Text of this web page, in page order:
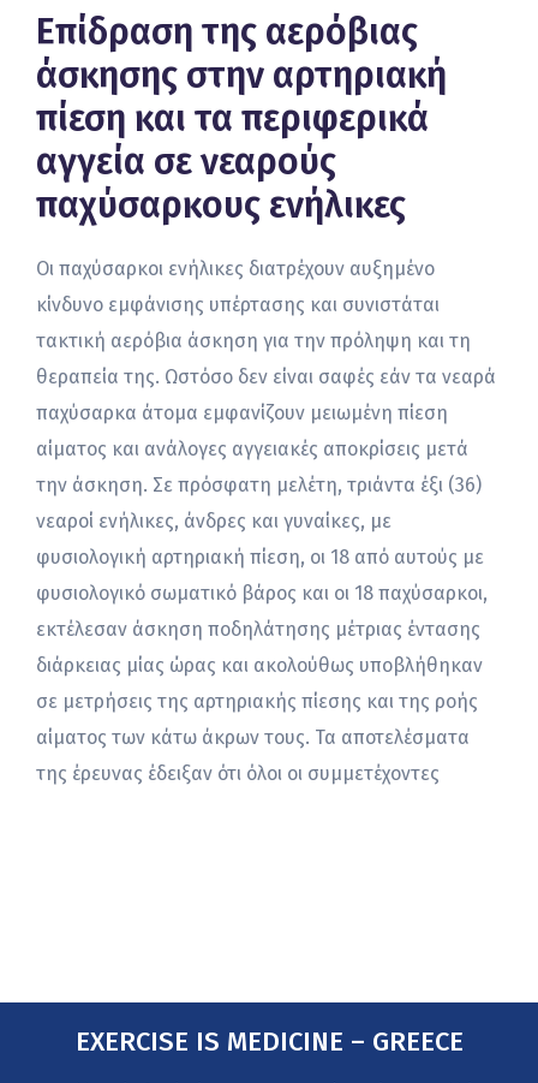
Επίδραση της αερόβιας
άσκησης στην αρτηριακή
πίεση και τα περιφερικά
αγγεία σε νεαρούς
παχύσαρκους ενήλικες
Οι παχύσαρκοι ενήλικες διατρέχουν αυξημένο
κίνδυνο εμφάνισης υπέρτασης και συνιστάται
τακτική αερόβια άσκηση για την πρόληψη και τη
θεραπεία της. Ωστόσο δεν είναι σαφές εάν τα νεαρά
παχύσαρκα άτομα εμφανίζουν μειωμένη πίεση
αίματος και ανάλογες αγγειακές αποκρίσεις μετά
την άσκηση. Σε πρόσφατη μελέτη, τριάντα έξι (36)
νεαροί ενήλικες, άνδρες και γυναίκες, με
φυσιολογική αρτηριακή πίεση, οι 18 από αυτούς με
φυσιολογικό σωματικό βάρος και οι 18 παχύσαρκοι,
εκτέλεσαν άσκηση ποδηλάτησης μέτριας έντασης
διάρκειας μίας ώρας και ακολούθως υποβλήθηκαν
σε μετρήσεις της αρτηριακής πίεσης και της ροής
αίματος των κάτω άκρων τους. Τα αποτελέσματα
της έρευνας έδειξαν ότι όλοι οι συμμετέχοντες
EXERCISE IS MEDICINE – GREECE